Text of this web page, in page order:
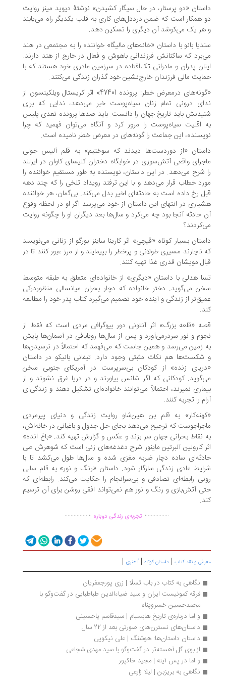
«دو پرستار، در حال سیگار کشیدن» نوشتۀ دیوید مینز روایت
همکار است که ضمن درددل‌های کاری به قلب یکدیگر راه می‌یابند
یک می‌کوشد آن دیگری را تسکین دهد.
بانو با داستان «خانه‌های مالیگا» خواننده را به مجتمعی در هند
که ساکنانش فرزندانی باهوش و فعال در خارج از هند دارند.
پدران و مادرانی تک‌افتاده در سرزمین مادری خود هستند که با
مالی فرزندان خارج‌نشین خود گذران زندگی می‌کنند.
«گونه‌های درمعرض خطر: پرونده 47401» اثر کریستال ویلکینسون از
درونی تمام زنان سیاه‌پوست خبر می‌دهد، ندایی که برای
باید تاریخ جهان را دانست. باید صدها پرونده تعدی پلیس
اقلیت سیاه‌پوست را مرور کرد و آنگاه می‌توان فهمید که چرا
این جماعت را گونه‌های در معرض خطر نامیده است.
«از دوردست‌ها دیدند که سوختیم» به قلم آلیس جولی
واقعی آتش‌سوزی در خوابگاه دختران کلیسای کاوان در ایرلند
شرح می‌دهد. در این داستان، نویسنده به طور مستقیم خواننده را
خطاب قرار می‌دهد و با این ترفند رویداد تلخی را که چند دهه
رخ داده است به حادثه‌ای اخیر بدل می‌کند. بی‌گمان، هر خواننده
در انتهای این داستان از خود می‌پرسد اگر او در لحظه وقوع
حادثه آنجا بود چه می‌کرد و سال‌ها بعد دیگران او را چگونه روایت
بسیار کوتاه «قیچی» اثر کارینا ساینز بورگو از زنانی می‌نویسد
ناچارند مسیری طولانی و پرخطر را بپیمایند و از مرز عبور کنند تا در
مویشان قدری غذا تهیه کنند.
هدلی با داستان «دیگری» از خانواده‌ای متعلق به طبقه متوسط
می‌گوید. دختر خانواده که دچار بحران میانسالی منظوردرکی
از زندگی و آینده خود تصمیم می‌گیرد کتاب پدر خود را مطالعه
«قلعه بزرگ» اثر آنتونی دور بیوگرافی مردی است که فقط از
و نور سردرمی‌آورد و پس از سال‌ها رویابافی در آسمان‌ها پایش
زمین می‌رسد و همین جاست که می‌فهمد که احتمالاً در نرسیدن‌ها
هم نکات مثبتی وجود دارد. تیفانی یانیکو در داستان
زنده» از کودکان بی‌سرپرست در آمریکای جنوبی سخن
کودکانی که اگر شانس بیاورند و در دریا غرق نشوند و از
نمیرند، احتمالاً می‌توانند خانواده‌ای تشکیل دهند و زندگی‌ای
را تجربه کنند.
به قلم بن هین‌شاو روایت زندگی و دنیای پیرمردی
که ترجیح می‌دهد بجای حل جدول و باغبانی در خانه‌اش،
نقاط بحرانی جهان سر بزند و عکس و گزارش تهیه کند. «باغ انده»
کارولین آلبرتین ماینور شرح دغدغه‌های زنی است که شوهرش طی
ساده دچار ضربه مغزی شده و سال‌ها طول می‌کشد تا با
عادی زندگی سازگار شود. داستان «رنگ و نور» به قلم سالی
رابطه‌ای تصادفی و بی‌سرانجام را حکایت می‌کند. رابطه‌ای که
آتش‌بازی و رنگ و نور هم نمی‌تواند افقی روشن برای آن ترسیم
............... .تجربه‌ی زندگی دوباره ...............
و نقد کتاب|داستان کوتاه|اُ هنری|
نگاهی به کتاب در باب تسلّا | زری پورجعفریان
فرقه کمونیست ایران و سید ضیاءالدین طباطبایی در گفت‌وگو با
محمدحسین خسروپناه
و اما درباره‌ی تاریخ هابسبام | سیدقاسم یاحسینی
داستان‌های نسترن‌های صورتی بعد از 22 سال
داستان داستان‌ها: هوشنگ | علی نیکویی
از بوی گل آهسته‌تر در گفت‌وگو با سید مهدی شجاعی
و اما در پس آینه | مجید خاکپور
نگاهی به بریزبن | لیلا زارعی